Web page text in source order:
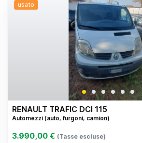
usato
RENAULT TRAFIC DCI 115
Automezzi (auto, furgoni, camion)
3.990,00 € (Tasse escluse)